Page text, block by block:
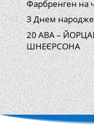
Фарбренген на
З Днем
20 АВА –
ШНЕЄРСОНА